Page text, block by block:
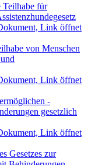
Teilhabe für
Link öffnet
von Menschen
Link öffnet
-
gesetzlich
Link öffnet
Gesetzes zur